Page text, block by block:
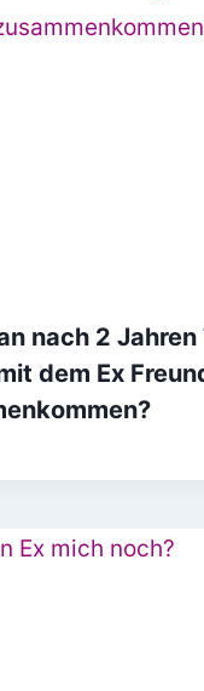
nach 2 Jahren
dem Ex